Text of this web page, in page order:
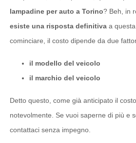
lampadine per auto a Torino? Beh, in
esiste una risposta definitiva a
cominciare, il costo dipende da due
il modello del veicolo
il marchio del veicolo
Detto questo, come già anticipato il
notevolmente. Se vuoi saperne di più e
contattaci senza impegno.